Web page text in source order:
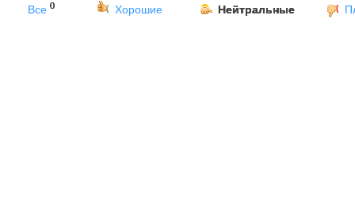
Все 0 Хорошие Нейтральные